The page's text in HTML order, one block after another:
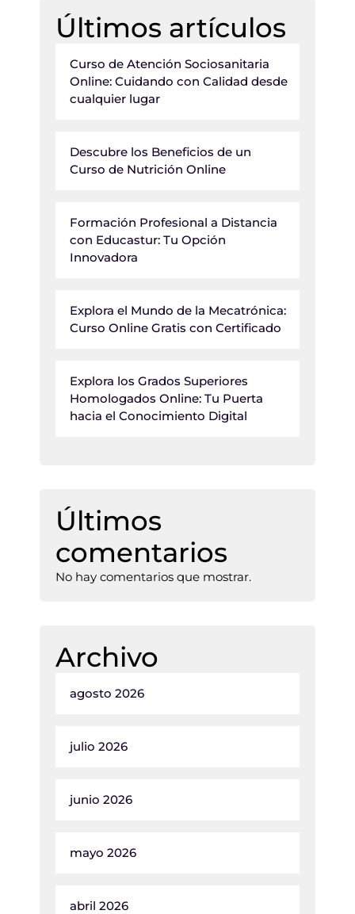
Últimos artículos
Curso de Atención Sociosanitaria
Online: Cuidando con Calidad desde
cualquier lugar
Descubre los Beneficios de un
Curso de Nutrición Online
Formación Profesional a Distancia
con Educastur: Tu Opción
Innovadora
Explora el Mundo de la Mecatrónica:
Curso Online Gratis con Certificado
Explora los Grados Superiores
Homologados Online: Tu Puerta
hacia el Conocimiento Digital
Últimos
comentarios
No hay comentarios que mostrar.
Archivo
agosto 2026
julio 2026
junio 2026
mayo 2026
abril 2026